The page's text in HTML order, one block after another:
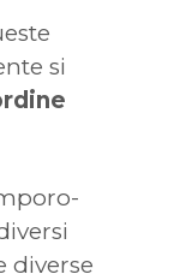
si
diverse